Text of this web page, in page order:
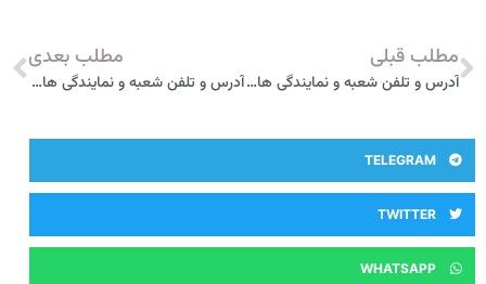
مطلب قبلی
آدرس و تلفن شعبه و نمایندگی های بیمه پاسارگاد در بستک
مطلب بعدی
آدرس و تلفن شعبه و نمایندگی های بیمه پاسارگاد در بندرعباس
TELEGRAM
TWITTER
WHATSAPP